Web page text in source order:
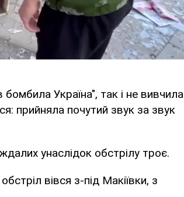
Україна", так і не вивчила
прийняла почутий звук за звук
унаслідок обстрілу троє.
вівся з-під Макіївки, з